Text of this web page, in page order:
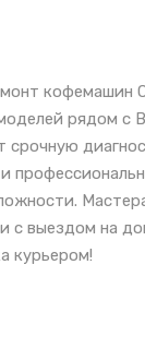
кофемашин
рядом с
срочную
с выездом на
курьером!